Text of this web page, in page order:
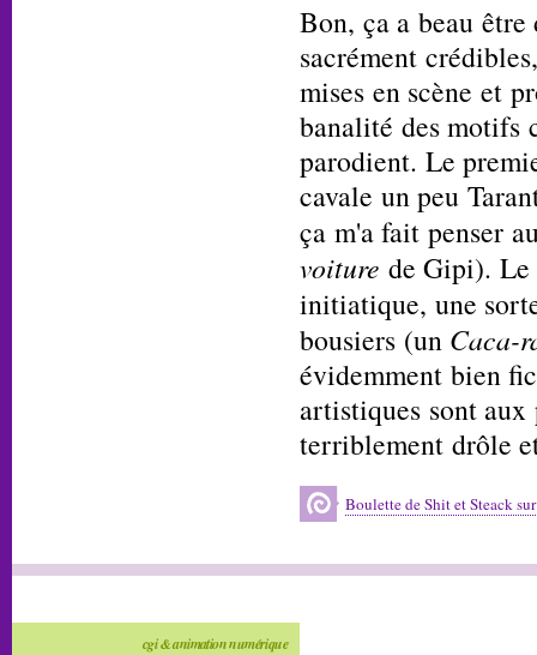
Bon, ça a beau
sacrément
mises en scène et
banalité des motifs
parodient. Le
cavale un peu
ça m'a fait penser
voiture de Gipi). Le
initiatique, une
bousiers (un Caca-
évidemment bien
artistiques sont
terriblement drôle
Boulette de Shit et Steack
cgi & animation numérique